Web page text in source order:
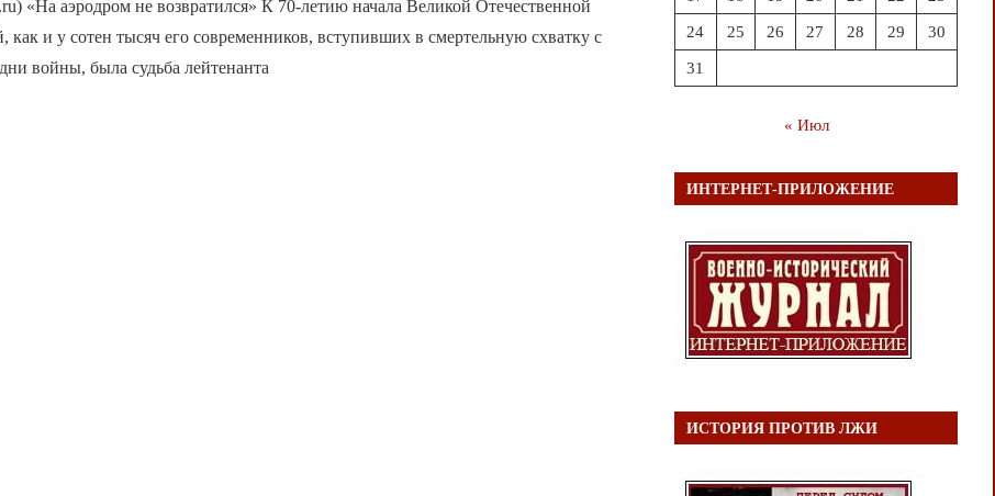
«На аэродром не возвратился» К 70-летию начала Великой Отечественной
как и у сотен тысяч его современников, вступивших в смертельную схватку с
войны, была судьба лейтенанта
24 25 26 27 28 29 30
31
« Июл
ИНТЕРНЕТ-ПРИЛОЖЕНИЕ
ИСТОРИЯ ПРОТИВ ЛЖИ